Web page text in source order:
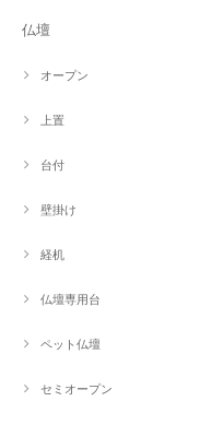
仏壇
オープン
上置
台付
壁掛け
経机
仏壇専用台
ペット仏壇
セミオープン